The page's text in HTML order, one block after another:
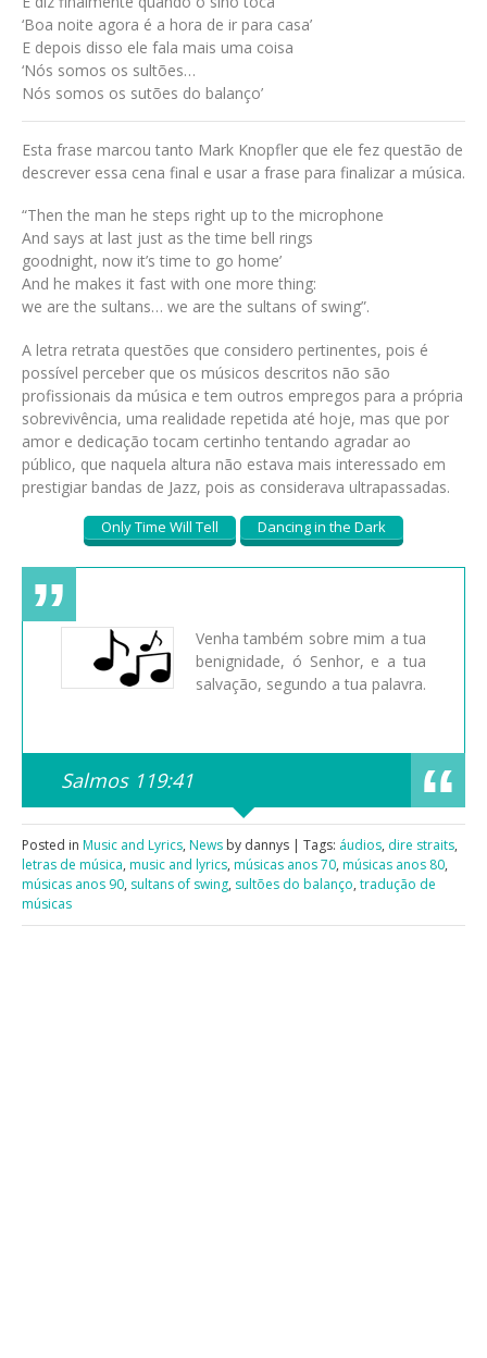
‘Boa noite agora é a hora de ir para casa’
E depois disso ele fala mais uma coisa
‘Nós somos os sultões…
Nós somos os sutões do balanço’
Esta frase marcou tanto Mark Knopfler que ele fez questão de
descrever essa cena final e usar a frase para finalizar a música.
“Then the man he steps right up to the microphone
And says at last just as the time bell rings
goodnight, now it’s time to go home’
And he makes it fast with one more thing:
we are the sultans… we are the sultans of swing”.
A letra retrata questões que considero pertinentes, pois é
possível perceber que os músicos descritos não são
profissionais da música e tem outros empregos para a própria
sobrevivência, uma realidade repetida até hoje, mas que por
amor e dedicação tocam certinho tentando agradar ao
público, que naquela altura não estava mais interessado em
prestigiar bandas de Jazz, pois as considerava ultrapassadas.
Only Time Will Tell Dancing in the Dark
Venha também sobre mim a tua
benignidade, ó Senhor, e a tua
salvação, segundo a tua palavra.
Salmos 119:41
Posted in Music and Lyrics, News by dannys | Tags: áudios, dire straits,
letras de música, music and lyrics, músicas anos 70, músicas anos 80,
músicas anos 90, sultans of swing, sultões do balanço, tradução de
músicas